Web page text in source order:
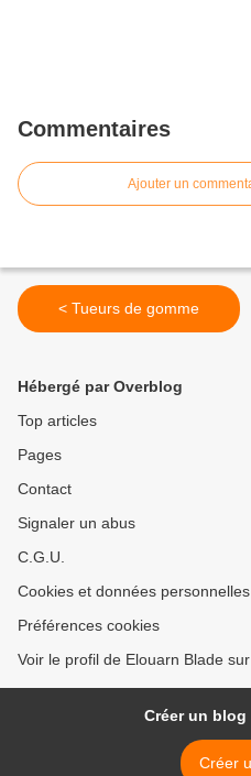
Commentaires
Ajouter un
< Tueurs de gomme
Hébergé par Overblog
Top articles
Pages
Contact
Signaler un abus
C.G.U.
Cookies et données personnelles
Préférences cookies
Voir le profil de Elouarn Blade
Créer un
Créer